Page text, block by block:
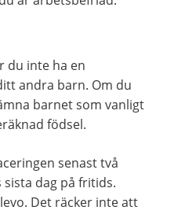
du inte ha en
andra barn. Om du
barnet som vanligt
födsel.
senast två
dag på fritids.
Det räcker inte att